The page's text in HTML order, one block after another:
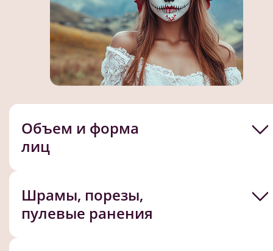
Объем и форма
лиц
Шрамы, порезы,
пулевые ранения